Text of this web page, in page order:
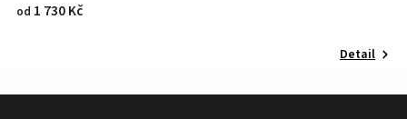
od 1 730 Kč
Detail